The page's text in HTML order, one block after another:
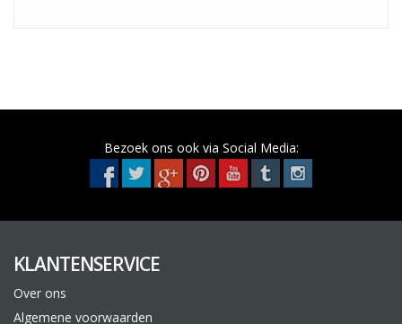
Bezoek ons ook via Social Media:
KLANTENSERVICE
Over ons
Algemene voorwaarden